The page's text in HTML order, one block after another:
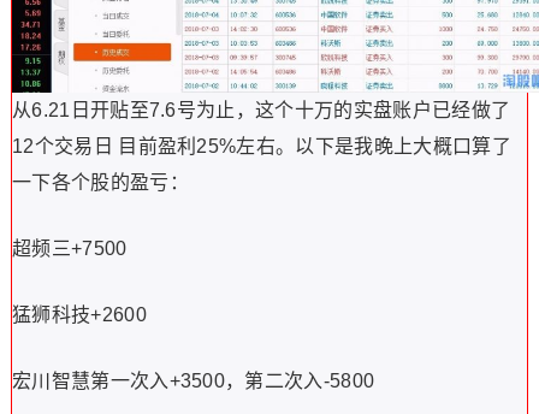
从6.21日开贴至7.6号为止，这个十万的实盘账户已经做了
12个交易日 目前盈利25%左右。以下是我晚上大概口算了
一下各个股的盈亏：
超频三+7500
猛狮科技+2600
宏川智慧第一次入+3500，第二次入-5800